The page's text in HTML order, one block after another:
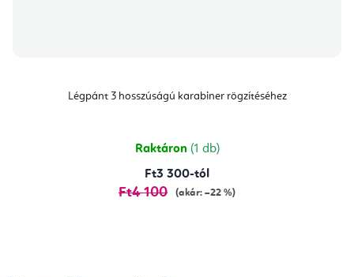
Légpánt 3 hosszúságú karabiner rögzítéséhez
Raktáron (1 db)
Ft3 300-tól
Ft4 100 (akár: –22 %)